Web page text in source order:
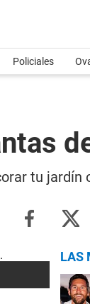
Policiales
tu jardín
LAS